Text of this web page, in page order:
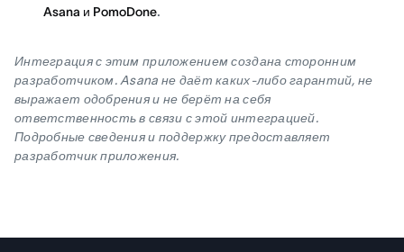
Asana и PomoDone.
Интеграция с этим приложением создана сторонним
разработчиком. Asana не даёт каких-либо гарантий, не
выражает одобрения и не берёт на себя
ответственность в связи с этой интеграцией.
Подробные сведения и поддержку предоставляет
разработчик приложения.